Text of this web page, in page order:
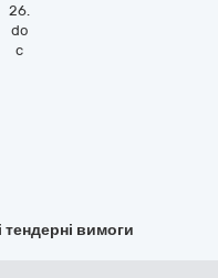
26.
do
c
тендерні вимоги